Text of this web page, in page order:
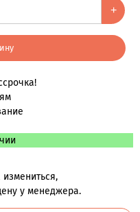
+
у менеджера.